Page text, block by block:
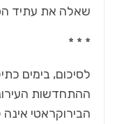
שאלה את עתיד
* * *
לסיכום, בימים
ההתחדשות
הבירוקראטי